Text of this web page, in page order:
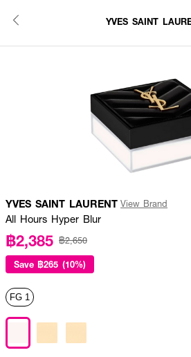
YVES SAINT
YVES SAINT LAURENT View Brand
All Hours Hyper Blur
฿2,385 ฿2,650
Save ฿265 (10%)
FG 1